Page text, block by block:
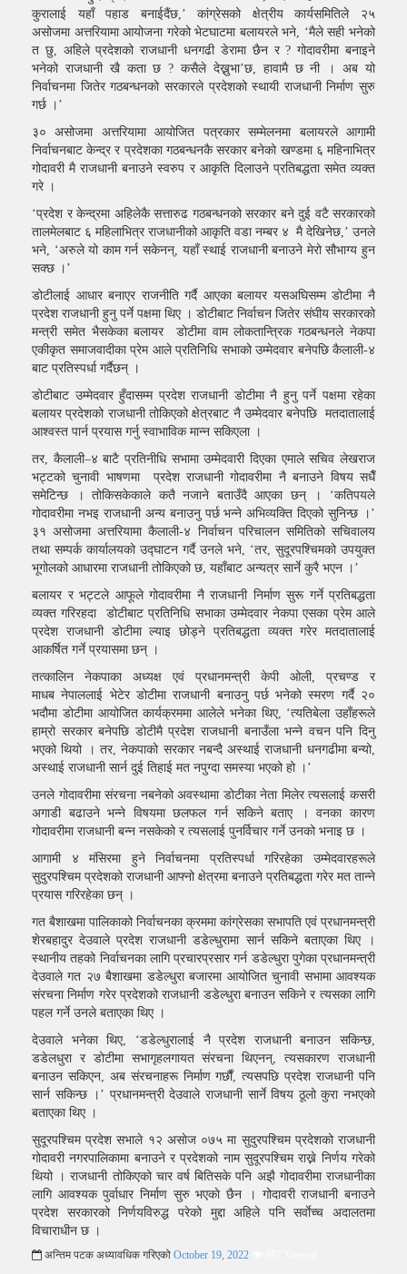
कुरालाई यहाँ पहाड बनाईदैंछ,’ कांग्रेसको क्षेत्रीय कार्यसमितिले २५
असोजमा अत्तरियामा आयोजना गरेको भेटघाटमा बलायरले भने, ‘मैले सही भनेको
त छु, अहिले प्रदेशको राजधानी धनगढी डेरामा छैन र ? गोदावरीमा बनाइने
भनेको राजधानी खै कता छ ? कसैले देख्नुभा’छ, हावामै छ नी । अब यो
निर्वाचनमा जितेर गठबन्धनको सरकारले प्रदेशको स्थायी राजधानी निर्माण सुरु
गर्छ ।’
३० असोजमा अत्तरियामा आयोजित पत्रकार सम्मेलनमा बलायरले आगामी
निर्वाचनबाट केन्द्र र प्रदेशका गठबन्धनकै सरकार बनेको खण्डमा ६ महिनाभित्र
गोदावरी मै राजधानी बनाउने स्वरुप र आकृति दिलाउने प्रतिबद्धता समेत व्यक्त
गरे ।
‘प्रदेश र केन्द्रमा अहिलेकै सत्तारुढ गठबन्धनको सरकार बने दुई वटै सरकारको
तालमेलबाट ६ महिलाभित्र राजधानीको आकृति वडा नम्बर ४ मै देखिनेछ,’ उनले
भने, ‘अरुले यो काम गर्न सकेनन्, यहाँ स्थाई राजधानी बनाउने मेरो सौभाग्य हुन
सक्छ ।’
डोटीलाई आधार बनाएर राजनीति गर्दै आएका बलायर यसअघिसम्म डोटीमा नै
प्रदेश राजधानी हुनु पर्ने पक्षमा थिए । डोटीबाट निर्वाचन जितेर संघीय सरकारको
मन्त्री समेत भैसकेका बलायर डोटीमा वाम लोकतान्त्रिक गठबन्धनले नेकपा
एकीकृत समाजवादीका प्रेम आले प्रतिनिधि सभाको उम्मेदवार बनेपछि कैलाली-४
बाट प्रतिस्पर्धा गर्दैछन् ।
डोटीबाट उम्मेदवार हुँदासम्म प्रदेश राजधानी डोटीमा नै हुनु पर्ने पक्षमा रहेका
बलायर प्रदेशको राजधानी तोकिएको क्षेत्रबाट नै उम्मेदवार बनेपछि मतदातालाई
आश्वस्त पार्न प्रयास गर्नु स्वाभाविक मान्न सकिएला ।
तर, कैलाली–४ बाटै प्रतिनीधि सभामा उम्मेदवारी दिएका एमाले सचिव लेखराज
भट्टको चुनावी भाषणमा प्रदेश राजधानी गोदावरीमा नै बनाउने विषय सधैँ
समेटिन्छ । तोकिसकेकाले कतै नजाने बताउँदै आएका छन् । ‘कतिपयले
गोदावरीमा नभइ राजधानी अन्य बनाउनु पर्छ भन्ने अभिव्यक्ति दिएको सुनिन्छ ।’
३१ असोजमा अत्तरियामा कैलाली-४ निर्वाचन परिचालन समितिको सचिवालय
तथा सम्पर्क कार्यालयको उद्घाटन गर्दै उनले भने, ‘तर, सुदूरपश्चिमको उपयुक्त
भूगोलको आधारमा राजधानी तोकिएको छ, यहाँबाट अन्यत्र सार्ने कुरै भएन ।’
बलायर र भट्टले आफूले गोदावरीमा नै राजधानी निर्माण सुरू गर्ने प्रतिबद्धता
व्यक्त गरिरहदा डोटीबाट प्रतिनिधि सभाका उम्मेदवार नेकपा एसका प्रेम आले
प्रदेश राजधानी डोटीमा ल्याइ छोड्ने प्रतिबद्धता व्यक्त गरेर मतदातालाई
आकर्षित गर्ने प्रयासमा छन् ।
तत्कालिन नेकपाका अध्यक्ष एवं प्रधानमन्त्री केपी ओली, प्रचण्ड र
माधब नेपाललाई भेटेर डोटीमा राजधानी बनाउनु पर्छ भनेको स्मरण गर्दै २०
भदौमा डोटीमा आयोजित कार्यक्रममा आलेले भनेका थिए, ‘त्यतिबेला उहाँहरूले
हाम्रो सरकार बनेपछि डोटीमै प्रदेश राजधानी बनाउँला भन्ने वचन पनि दिनु
भएको थियो । तर, नेकपाको सरकार नबन्दै अस्थाई राजधानी धनगढीमा बन्यो,
अस्थाई राजधानी सार्न दुई तिहाई मत नपुग्दा समस्या भएको हो ।’
उनले गोदावरीमा संरचना नबनेको अवस्थामा डोटीका नेता मिलेर त्यसलाई कसरी
अगाडी बढाउने भन्ने विषयमा छलफल गर्न सकिने बताए । वनका कारण
गोदावरीमा राजधानी बन्न नसकेको र त्यसलाई पुनर्विचार गर्ने उनको भनाइ छ ।
आगामी ४ मंसिरमा हुने निर्वाचनमा प्रतिस्पर्धा गरिरहेका उम्मेदवारहरूले
सुदुरपश्चिम प्रदेशको राजधानी आफ्नो क्षेत्रमा बनाउने प्रतिबद्धता गरेर मत तान्ने
प्रयास गरिरहेका छन् ।
गत बैशाखमा पालिकाको निर्वाचनका क्रममा कांग्रेसका सभापति एवं प्रधानमन्त्री
शेरबहादुर देउवाले प्रदेश राजधानी डडेल्धुरामा सार्न सकिने बताएका थिए ।
स्थानीय तहको निर्वाचनका लागि प्रचारप्रसार गर्न डडेल्धुरा पुगेका प्रधानमन्त्री
देउवाले गत २७ बैशाखमा डडेल्धुरा बजारमा आयोजित चुनावी सभामा आवश्यक
संरचना निर्माण गरेर प्रदेशको राजधानी डडेल्धुरा बनाउन सकिने र त्यसका लागि
पहल गर्ने उनले बताएका थिए ।
देउवाले भनेका थिए, ‘डडेल्धुरालाई नै प्रदेश राजधानी बनाउन सकिन्छ,
डडेलधुरा र डोटीमा सभागृहलगायत संरचना थिएनन्, त्यसकारण राजधानी
बनाउन सकिएन, अब संरचनाहरू निर्माण गर्छौं, त्यसपछि प्रदेश राजधानी पनि
सार्न सकिन्छ ।’ प्रधानमन्त्री देउवाले राजधानी सार्ने विषय ठूलो कुरा नभएको
बताएका थिए ।
सुदूरपश्चिम प्रदेश सभाले १२ असाेज ०७५ मा सुदुरपश्चिम प्रदेशको राजधानी
गोदावरी नगरपालिकामा बनाउने र प्रदेशको नाम सुदूरपश्चिम राख्ने निर्णय गरेको
थियो । राजधानी तोकिएको चार वर्ष बितिसके पनि अझै गोदावरीमा राजधानीका
लागि आवश्यक पुर्वाधार निर्माण सुरु भएकाे छैन । गोदावरी राजधानी बनाउने
प्रदेश सरकारको निर्णयविरुद्ध परेको मुद्दा अहिले पनि सर्वाेच्च अदालतमा
विचाराधीन छ ।
अन्तिम पटक अध्यावधिक गरिएको October 19, 2022